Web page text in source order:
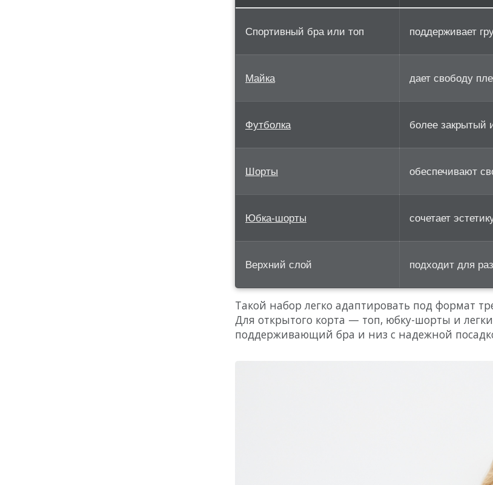
Спортивный бра или топ поддерживает
Майка дает свободу
Футболка более закрытый
Шорты обеспечивают
Юбка-шорты сочетает
Верхний слой подходит для
Такой набор легко адаптировать под формат
Для открытого корта — топ, юбку-шорты и
поддерживающий бра и низ с надежной